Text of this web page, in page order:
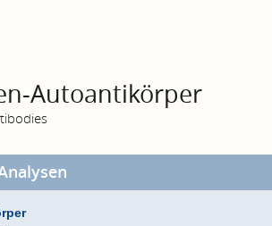
Autoantikörper